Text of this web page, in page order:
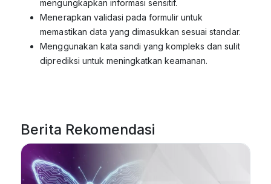
mengungkapkan informasi sensitif.
Menerapkan validasi pada formulir untuk
memastikan data yang dimasukkan sesuai standar.
Menggunakan kata sandi yang kompleks dan sulit
diprediksi untuk meningkatkan keamanan.
Berita Rekomendasi